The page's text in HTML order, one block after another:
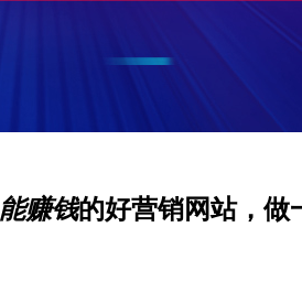
能赚钱的好营销网站，做